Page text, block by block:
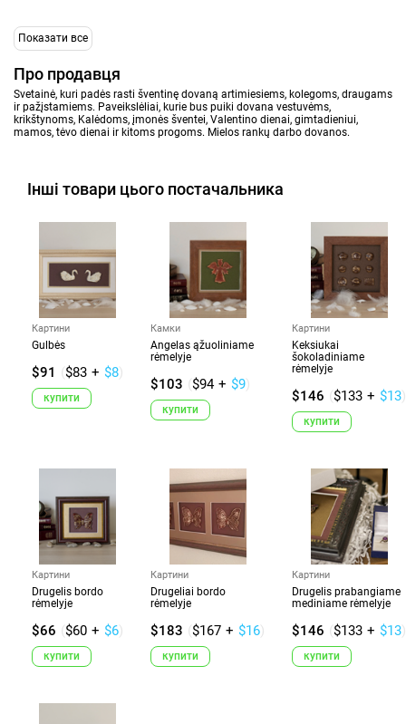
Показати все
Про продавця
Svetainė, kuri padės rasti šventinę dovaną artimiesiems, kolegoms, draugams
ir pažįstamiems. Paveikslėliai, kurie bus puiki dovana vestuvėms,
krikštynoms, Kalėdoms, įmonės šventei, Valentino dienai, gimtadieniui,
mamos, tėvo dienai ir kitoms progoms. Mielos rankų darbo dovanos.
Інші товари цього постачальника
Картини
Gulbės
$91 ($83 + $8)
купити
Камки
Angelas ąžuoliniame
rėmelyje
$103 ($94 + $9)
купити
Картини
Keksiukai
šokoladiniame
rėmelyje
$146 ($133 + $13)
купити
Картини
Drugelis bordo
rėmelyje
$66 ($60 + $6)
купити
Картини
Drugeliai bordo
rėmelyje
$183 ($167 + $16)
купити
Картини
Drugelis prabangiame
mediniame rėmelyje
$146 ($133 + $13)
купити